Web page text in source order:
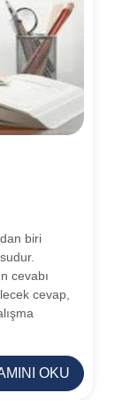
biri
cevabı
cevap,
OKU